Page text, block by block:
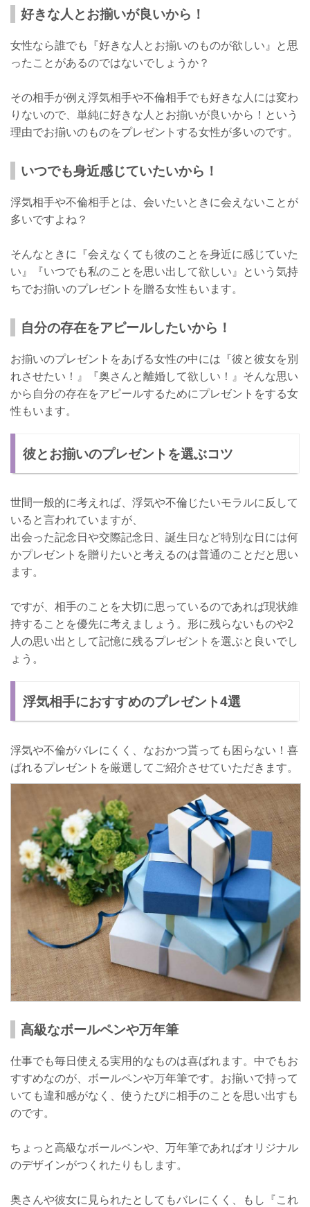
好きな人とお揃いが良いから！
女性なら誰でも『好きな人とお揃いのものが欲しい』と思
ったことがあるのではないでしょうか？
その相手が例え浮気相手や不倫相手でも好きな人には変わ
りないので、単純に好きな人とお揃いが良いから！という
理由でお揃いのものをプレゼントする女性が多いのです。
いつでも身近感じていたいから！
浮気相手や不倫相手とは、会いたいときに会えないことが
多いですよね？
そんなときに『会えなくても彼のことを身近に感じていた
い』『いつでも私のことを思い出して欲しい』という気持
ちでお揃いのプレゼントを贈る女性もいます。
自分の存在をアピールしたいから！
お揃いのプレゼントをあげる女性の中には『彼と彼女を別
れさせたい！』『奥さんと離婚して欲しい！』そんな思い
から自分の存在をアピールするためにプレゼントをする女
性もいます。
彼とお揃いのプレゼントを選ぶコツ
世間一般的に考えれば、浮気や不倫じたいモラルに反して
いると言われていますが、
出会った記念日や交際記念日、誕生日など特別な日には何
かプレゼントを贈りたいと考えるのは普通のことだと思い
ます。
ですが、相手のことを大切に思っているのであれば現状維
持することを優先に考えましょう。形に残らないものや2
人の思い出として記憶に残るプレゼントを選ぶと良いでし
ょう。
浮気相手におすすめのプレゼント4選
浮気や不倫がバレにくく、なおかつ貰っても困らない！喜
ばれるプレゼントを厳選してご紹介させていただきます。
高級なボールペンや万年筆
仕事でも毎日使える実用的なものは喜ばれます。中でもお
すすめなのが、ボールペンや万年筆です。お揃いで持って
いても違和感がなく、使うたびに相手のことを思い出すも
のです。
ちょっと高級なボールペンや、万年筆であればオリジナル
のデザインがつくれたりもします。
奥さんや彼女に見られたとしてもバレにくく、もし『これ